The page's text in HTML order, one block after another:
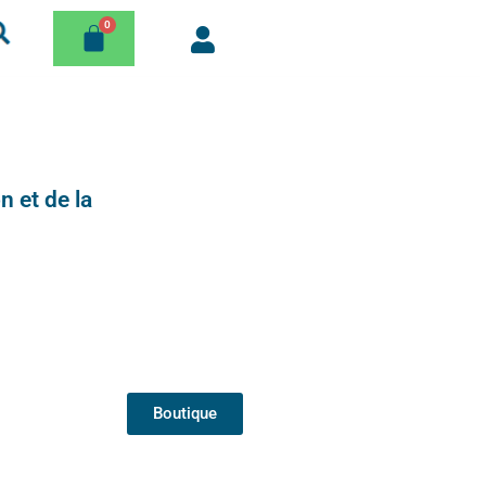
et de la
Boutique